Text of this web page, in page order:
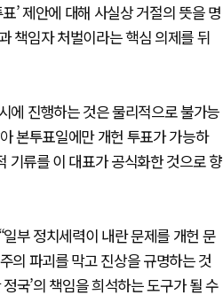
’ 제안에 대해 사실상 거절의 뜻을 명
책임자 처벌이라는 핵심 의제를 뒤
에 진행하는 것은 물리적으로 불가능
본투표일에만 개헌 투표가 가능하
기류를 이 대표가 공식화한 것으로 향
부 정치세력이 내란 문제를 개헌 문
의 파괴를 막고 진상을 규명하는 것
국’의 책임을 희석하는 도구가 될 수